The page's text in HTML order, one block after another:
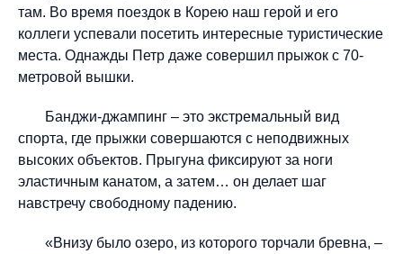
там. Во время поездок в Корею наш герой и его
коллеги успевали посетить интересные туристические
места. Однажды Петр даже совершил прыжок с 70-
метровой вышки.
Банджи-джампинг – это экстремальный вид
спорта, где прыжки совершаются с неподвижных
высоких объектов. Прыгуна фиксируют за ноги
эластичным канатом, а затем… он делает шаг
навстречу свободному падению.
«Внизу было озеро, из которого торчали бревна, –